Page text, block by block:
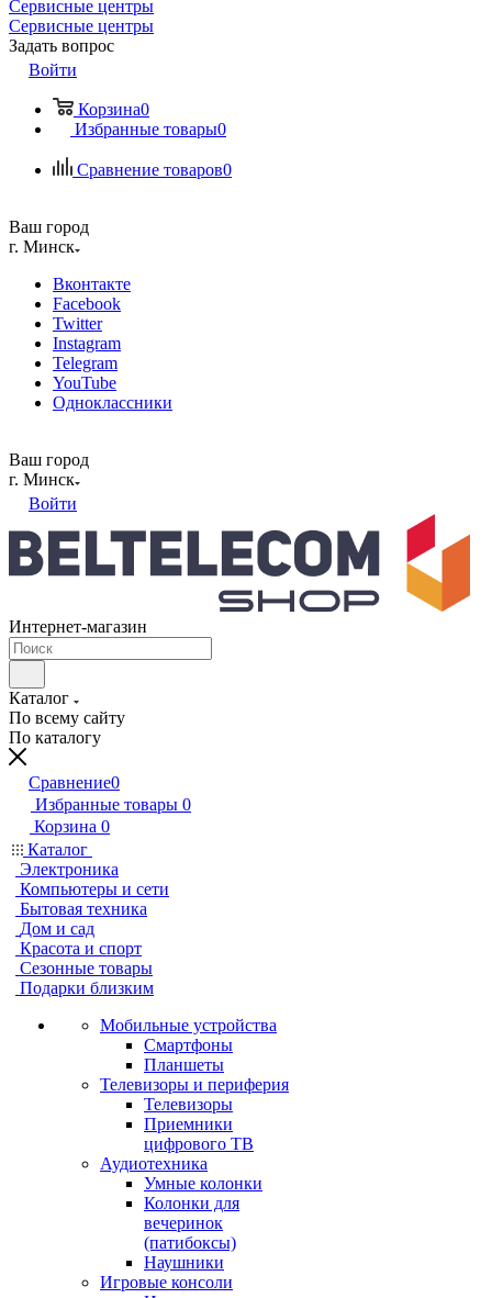
Сервисные центры
Сервисные центры
Задать вопрос
Войти
Корзина0
Избранные товары0
Сравнение товаров0
Ваш город
г. Минск
Вконтакте
Facebook
Twitter
Instagram
Telegram
YouTube
Одноклассники
Ваш город
г. Минск
Войти
Интернет-магазин
Каталог
По всему сайту
По каталогу
Сравнение0
Избранные товары 0
Корзина 0
Каталог
Электроника
Компьютеры и сети
Бытовая техника
Дом и сад
Красота и спорт
Сезонные товары
Подарки близким
Мобильные устройства
Смартфоны
Планшеты
Телевизоры и периферия
Телевизоры
Приемники
цифрового ТВ
Аудиотехника
Умные колонки
Колонки для
вечеринок
(патибоксы)
Наушники
Игровые консоли